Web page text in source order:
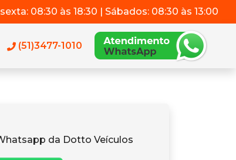
08:30 às 18:30 | Sábados: 08:30 às 13:00
(51)3477-1010
da Dotto Veículos